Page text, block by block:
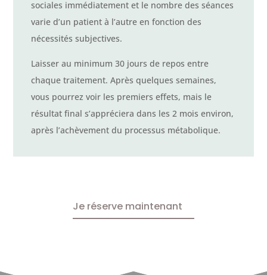
sociales immédiatement et le nombre des séances
varie d’un patient à l’autre en fonction des
nécessités subjectives.
Laisser au minimum 30 jours de repos entre
chaque traitement. Après quelques semaines,
vous pourrez voir les premiers effets, mais le
résultat final s’appréciera dans les 2 mois environ,
après l’achèvement du processus métabolique.
Je réserve maintenant